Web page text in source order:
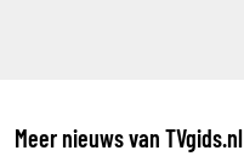
Meer nieuws van TVgids.nl